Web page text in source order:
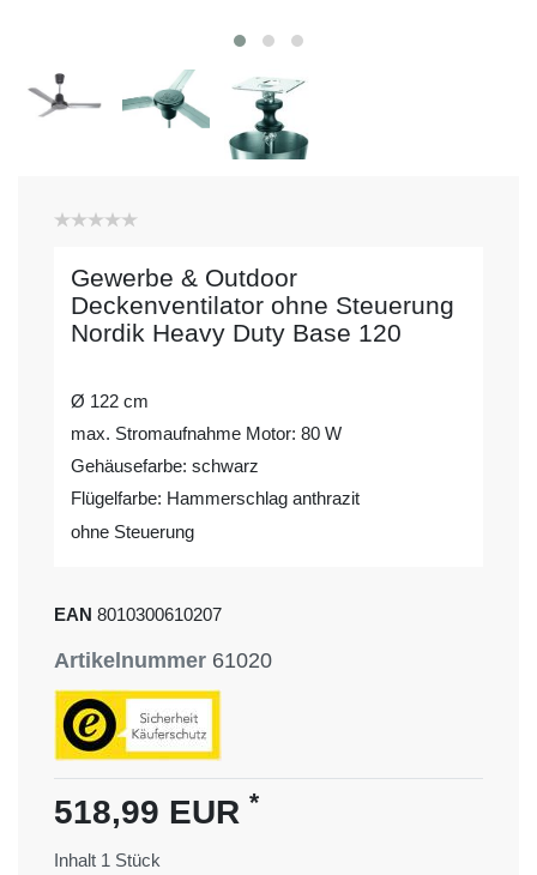
Gewerbe & Outdoor
Deckenventilator ohne Steuerung
Nordik Heavy Duty Base 120
Ø 122 cm
max. Stromaufnahme Motor: 80 W
Gehäusefarbe: schwarz
Flügelfarbe: Hammerschlag anthrazit
ohne Steuerung
EAN 8010300610207
Artikelnummer 61020
518,99 EUR *
Inhalt 1 Stück